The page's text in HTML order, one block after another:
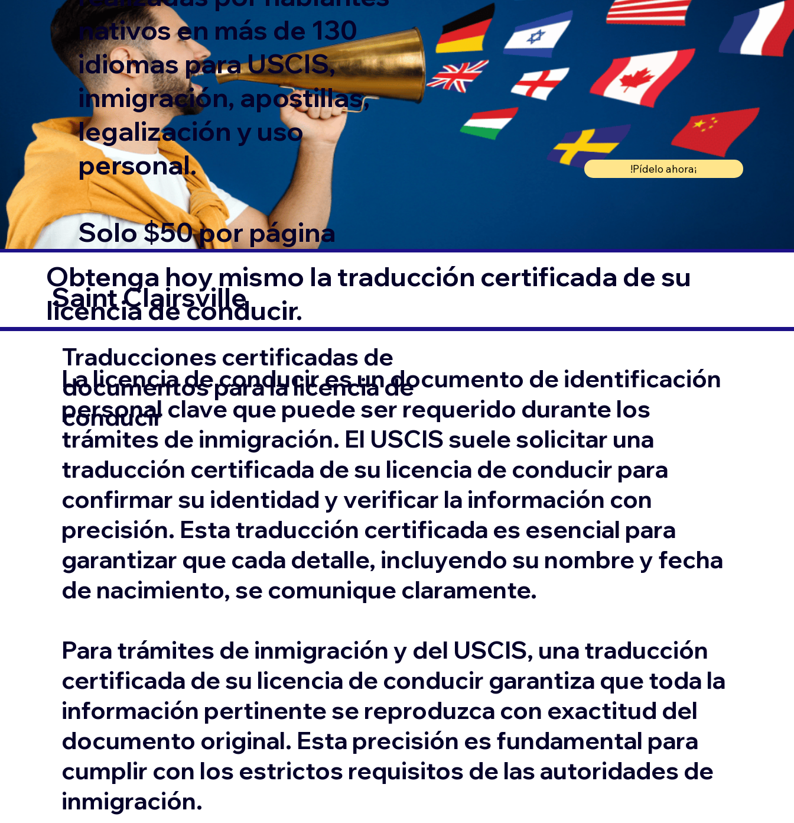
nativos en más de 130
idiomas para USCIS,
inmigración, apostillas,
legalización y uso
personal.
Solo $50 por página
¡Pídelo ahora!
Obtenga hoy mismo la traducción certificada de su
licencia de conducir.
Saint Clairsville
La licencia de conducir es un documento de identificación
personal clave que puede ser requerido durante los
trámites de inmigración. El USCIS suele solicitar una
traducción certificada de su licencia de conducir para
confirmar su identidad y verificar la información con
precisión. Esta traducción certificada es esencial para
garantizar que cada detalle, incluyendo su nombre y fecha
de nacimiento, se comunique claramente.
Para trámites de inmigración y del USCIS, una traducción
certificada de su licencia de conducir garantiza que toda la
información pertinente se reproduzca con exactitud del
documento original. Esta precisión es fundamental para
cumplir con los estrictos requisitos de las autoridades de
inmigración.
Traducciones certificadas de
documentos para la licencia de
conducir